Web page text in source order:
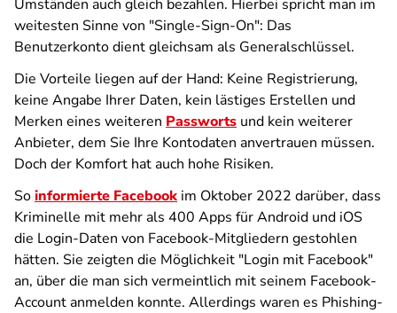
Umständen auch gleich bezahlen. Hierbei spricht man im
weitesten Sinne von "Single-Sign-On": Das
Benutzerkonto dient gleichsam als Generalschlüssel.
Die Vorteile liegen auf der Hand: Keine Registrierung,
keine Angabe Ihrer Daten, kein lästiges Erstellen und
Merken eines weiteren Passworts und kein weiterer
Anbieter, dem Sie Ihre Kontodaten anvertrauen müssen.
Doch der Komfort hat auch hohe Risiken.
Soinformierte Facebook im Oktober 2022 darüber, dass
Kriminelle mit mehr als 400 Apps für Android und iOS
die Login-Daten von Facebook-Mitgliedern gestohlen
hätten. Sie zeigten die Möglichkeit "Login mit Facebook"
an, über die man sich vermeintlich mit seinem Facebook-
Account anmelden konnte. Allerdings waren es Phishing-